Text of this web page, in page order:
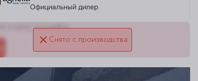
Официальный дилер
Снято с производства
и цену уточняйте